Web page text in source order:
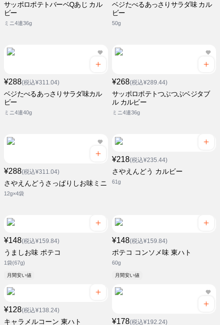
サッポロポテトバーベQあじ カル
ビー
ミニ4連36g
ベジたべるあっさりサラダ味 カル
ビー
50g
¥288(税込¥311.04)
ベジたべるあっさりサラダ味カル
ビー
ミニ4連40g
¥268(税込¥289.44)
サッポロポテトつぶつぶベジタブ
ル カルビー
ミニ4連36g
¥288(税込¥311.04)
さやえんどうさっぱりしお味ミニ
12g×4袋
¥218(税込¥235.44)
さやえんどう カルビー
61g
¥148(税込¥159.84)
うましお味 ポテコ
1袋(67g)
月間安い値
¥148(税込¥159.84)
ポテコ コンソメ味 東ハト
60g
月間安い値
¥128(税込¥138.24)
キャラメルコーン 東ハト ¥178(税込¥192.24)